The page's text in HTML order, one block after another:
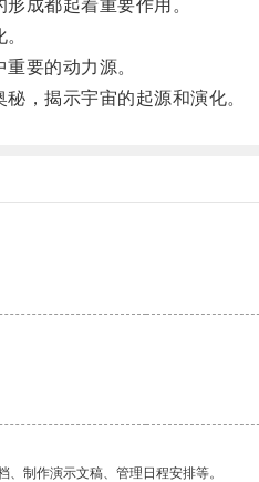
成都起着重要作用。
要的动力源。
，揭示宇宙的起源和演化。
制作演示文稿、管理日程安排等。